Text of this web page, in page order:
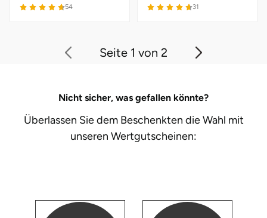
54 31
Seite 1 von 2
Nicht sicher, was gefallen könnte?
Überlassen Sie dem Beschenkten die Wahl mit
unseren Wertgutscheinen: